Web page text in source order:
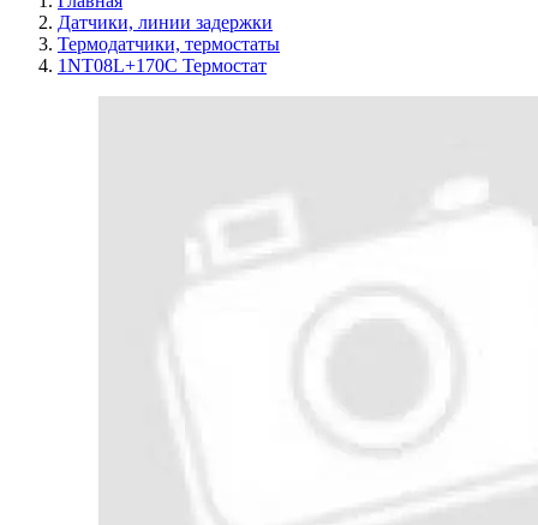
Датчики, линии задержки
Термодатчики, термостаты
1NT08L+170C Термостат